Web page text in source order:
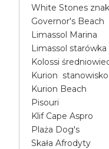
White Stones
Governor's Beach
Limassol Marina
Limassol
Kolossi
Kurion
Kurion Beach
Pisouri
Klif Cape Aspro
Plaża Dog's
Skała Afrodyty